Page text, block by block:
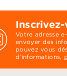
Votre adresse
envoyer des
pouvez vous
d’informations,